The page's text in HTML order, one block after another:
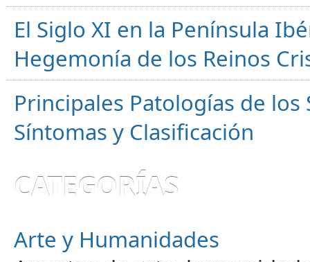
El Siglo XI en la Península
Hegemonía de los Reinos
Principales Patologías de
Síntomas y Clasificación
CATEGORÍAS
Arte y Humanidades